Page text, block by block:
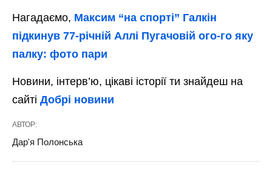
Нагадаємо, Максим “на спорті” Галкін
підкинув 77-річній Аллі Пугачовій ого-го яку
палку: фото пари
Новини, інтерв’ю, цікаві історії ти знайдеш на
сайті Добрі новини
АВТОР:
Дар'я Полонська